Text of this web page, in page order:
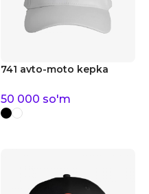
741 avto-moto kepka
50 000 so'm